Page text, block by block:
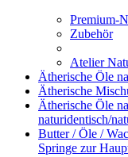
Premium-
Zubehör
Atelier
Ätherische Öle
Ätherische
Ätherische Öle
naturidentisch/
Butter / Öle /
Springe zur